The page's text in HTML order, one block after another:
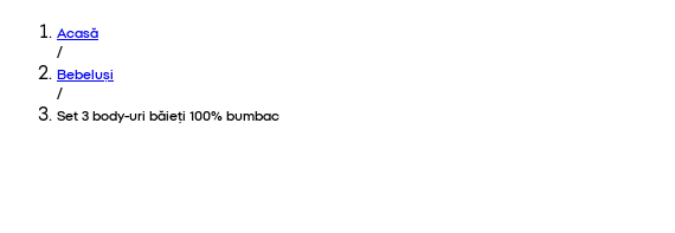
Acasă
/
Bebeluși
/
Set 3 body-uri băieți 100% bumbac